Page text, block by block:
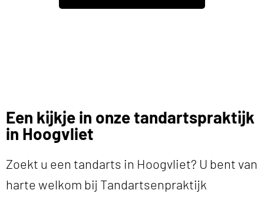
Een kijkje in onze tandartspraktijk
in Hoogvliet
Zoekt u een tandarts in Hoogvliet? U bent van
harte welkom bij Tandartsenpraktijk